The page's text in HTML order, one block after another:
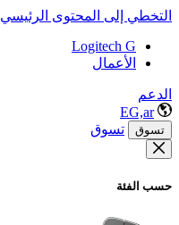
التخطي إلى المحتوى الرئيسي
Logitech G
الأعمال
الدعم
EG,ar
تسوق تسوق
حسب الفئة